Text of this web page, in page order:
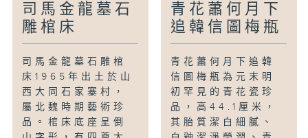
司馬金龍墓石
雕棺床
司馬金龍墓石雕棺
床1965年出土於山
西大同石家寨村，
屬北魏時期藝術珍
品。棺床底座呈倒
青花蕭何月下
追韓信圖梅瓶
青花蕭何月下追韓
信圖梅瓶為元末明
初罕見的青花瓷珍
品，高44.1厘米，
其胎質潔白細膩、